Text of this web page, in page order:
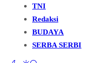
TNI
Redaksi
BUDAYA
SERBA SERBI